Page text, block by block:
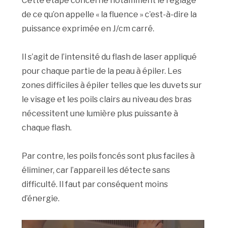
de ce qu’on appelle « la fluence » c’est-à-dire la
puissance exprimée en J/cm carré.
Il s’agit de l’intensité du flash de laser appliqué
pour chaque partie de la peau à épiler. Les
zones difficiles à épiler telles que les duvets sur
le visage et les poils clairs au niveau des bras
nécessitent une lumière plus puissante à
chaque flash.
Par contre, les poils foncés sont plus faciles à
éliminer, car l’appareil les détecte sans
difficulté. Il faut par conséquent moins
d’énergie.